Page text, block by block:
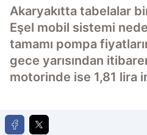
Akaryakıtta tabelalar
Eşel mobil sistemi
tamamı pompa
gece yarısından
motorinde ise 1,81 lira